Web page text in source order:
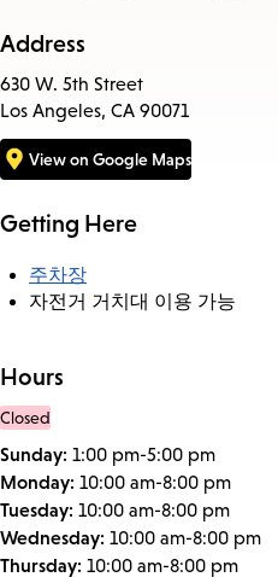
Address
630 W. 5th Street
Los Angeles, CA 90071
View on Google Maps
Getting Here
주차장
자전거 거치대 이용 가능
Hours
Closed
Sunday: 1:00 pm-5:00 pm
Monday: 10:00 am-8:00 pm
Tuesday: 10:00 am-8:00 pm
Wednesday: 10:00 am-8:00 pm
Thursday: 10:00 am-8:00 pm